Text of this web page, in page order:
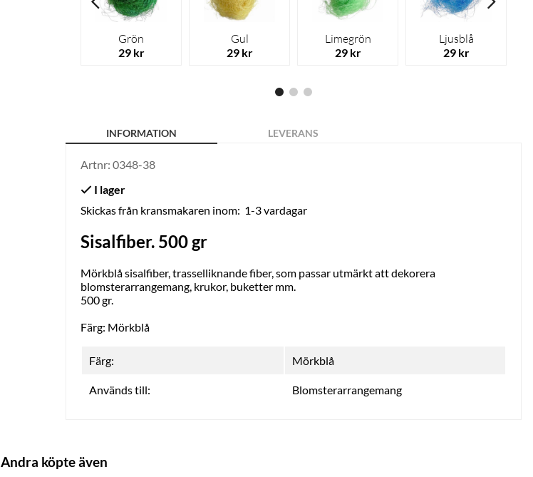
Grön
29 kr
Gul
29 kr
Limegrön
29 kr
Ljusblå
29 kr
INFORMATION LEVERANS
Artnr: 0348-38
Skickas från kransmakaren inom: 1-3 vardagar
Sisalfiber. 500 gr
Mörkblå sisalfiber, trasselliknande fiber, som passar utmärkt att dekorera
blomsterarrangemang, krukor, buketter mm.
500 gr.
Färg: Mörkblå
Färg: Mörkblå
Används till: Blomsterarrangemang
Andra köpte även